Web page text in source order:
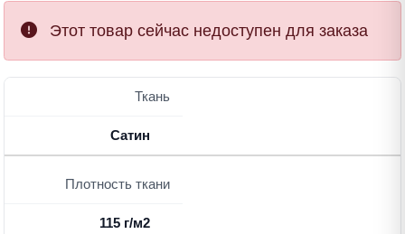
Этот товар сейчас недоступен для заказа
Ткань
Сатин
Плотность ткани
115 г/м2